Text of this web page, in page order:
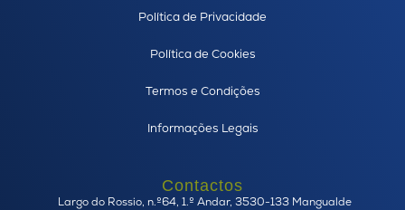
Política de Privacidade
Política de Cookies
Termos e Condições
Informações Legais
Contactos
Largo do Rossio, n.º64, 1.º Andar, 3530-133 Mangualde